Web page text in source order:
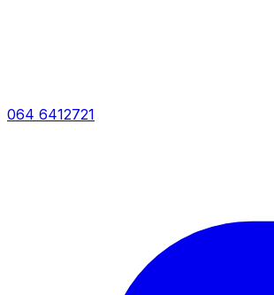
064 6412721